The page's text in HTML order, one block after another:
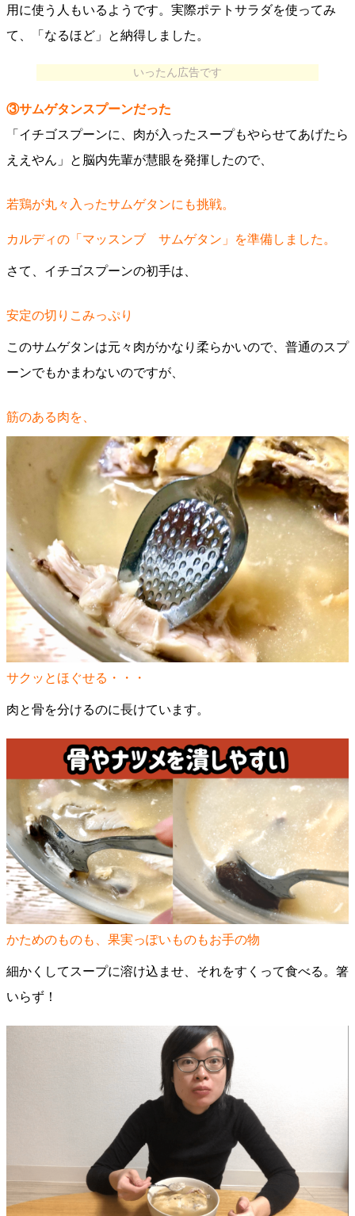
用に使う人もいるようです。実際ポテトサラダを使ってみ
て、「なるほど」と納得しました。
いったん広告です
③サムゲタンスプーンだった
「イチゴスプーンに、肉が入ったスープもやらせてあげたら
ええやん」と脳内先輩が慧眼を発揮したので、
若鶏が丸々入ったサムゲタンにも挑戦。
カルディの「マッスンブ サムゲタン」を準備しました。
さて、イチゴスプーンの初手は、
安定の切りこみっぷり
このサムゲタンは元々肉がかなり柔らかいので、普通のスプ
ーンでもかまわないのですが、
筋のある肉を、
サクッとほぐせる・・・
肉と骨を分けるのに長けています。
かためのものも、果実っぽいものもお手の物
細かくしてスープに溶け込ませ、それをすくって食べる。箸
いらず！